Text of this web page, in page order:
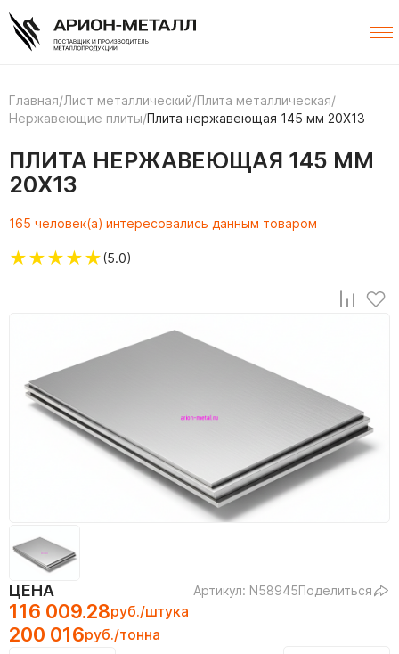
Главная/Лист металлический/Плита металлическая/
Нержавеющие плиты/Плита нержавеющая 145 мм 20Х13
ПЛИТА НЕРЖАВЕЮЩАЯ 145 ММ
20Х13
165 человек(а) интересовались данным товаром
★★★★★(5.0)
ЦЕНА Артикул: N58945Поделиться
116 009.28руб./штука
200 016руб./тонна